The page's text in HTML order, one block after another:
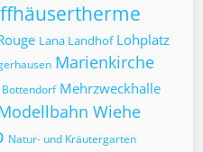
Lana Landhof Lohplatz
Marienkirche
Mehrzweckhalle
Wiehe
Natur- und Kräutergarten